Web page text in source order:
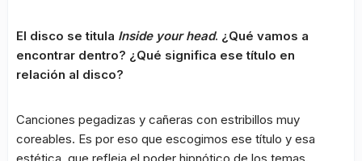
El disco se titula Inside your head. ¿Qué vamos a
encontrar dentro? ¿Qué significa ese título en
relación al disco?
Canciones pegadizas y cañeras con estribillos muy
coreables. Es por eso que escogimos ese título y esa
estética, que refleja el poder hipnótico de los temas.